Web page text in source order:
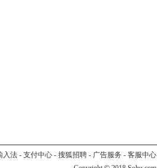
入法- 支付中心- 搜狐招聘- 广告服务 - 客服中心